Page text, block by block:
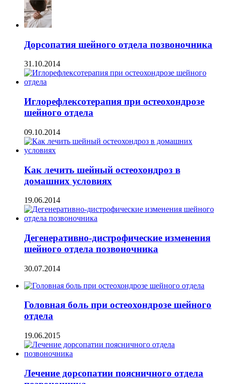
Дорсопатия шейного отдела позвоночника
31.10.2014
Иглорефлексотерапия при остеохондрозе
шейного отдела
09.10.2014
Как лечить шейный остеохондроз в
домашних условиях
19.06.2014
Дегенеративно-дистрофические изменения
шейного отдела позвоночника
30.07.2014
Головная боль при остеохондрозе шейного
отдела
19.06.2015
Лечение дорсопатии поясничного отдела